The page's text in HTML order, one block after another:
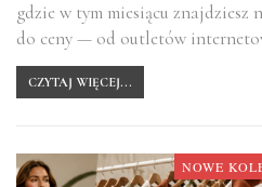
gdzie w tym miesiącu znajdziesz
do ceny — od outletów
CZYTAJ WIĘCEJ...
NOWE